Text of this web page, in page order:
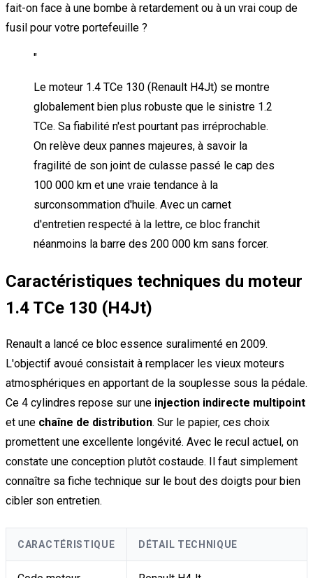
fait-on face à une bombe à retardement ou à un vrai coup de
fusil pour votre portefeuille ?
"
Le moteur 1.4 TCe 130 (Renault H4Jt) se montre
globalement bien plus robuste que le sinistre 1.2
TCe. Sa fiabilité n'est pourtant pas irréprochable.
On relève deux pannes majeures, à savoir la
fragilité de son joint de culasse passé le cap des
100 000 km et une vraie tendance à la
surconsommation d'huile. Avec un carnet
d'entretien respecté à la lettre, ce bloc franchit
néanmoins la barre des 200 000 km sans forcer.
Caractéristiques techniques du moteur
1.4 TCe 130 (H4Jt)
Renault a lancé ce bloc essence suralimenté en 2009.
L'objectif avoué consistait à remplacer les vieux moteurs
atmosphériques en apportant de la souplesse sous la pédale.
Ce 4 cylindres repose sur une injection indirecte multipoint
et une chaîne de distribution. Sur le papier, ces choix
promettent une excellente longévité. Avec le recul actuel, on
constate une conception plutôt costaude. Il faut simplement
connaître sa fiche technique sur le bout des doigts pour bien
cibler son entretien.
CARACTÉRISTIQUE DÉTAIL TECHNIQUE